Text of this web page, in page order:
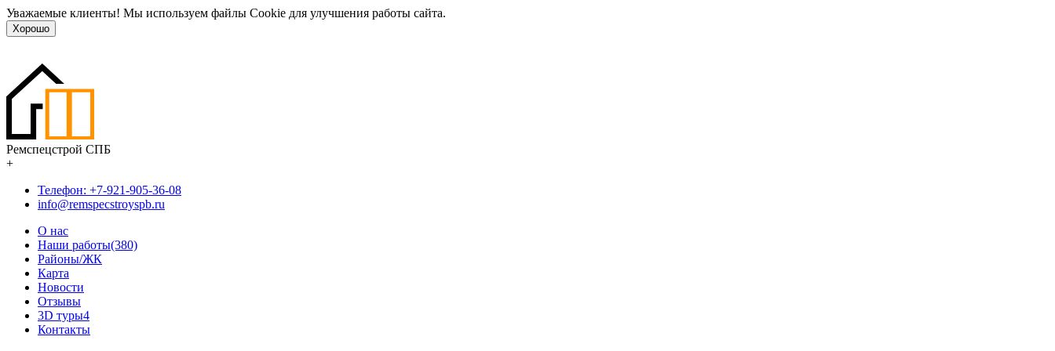
Уважаемые клиенты! Мы используем файлы Cookie для улучшения работы сайта.
Хорошо
Ремспецстрой СПБ
+
Телефон: +7-921-905-36-08
info@remspecstroyspb.ru
О нас
Наши работы(380)
Районы/ЖК
Карта
Новости
Отзывы
3D туры4
Контакты